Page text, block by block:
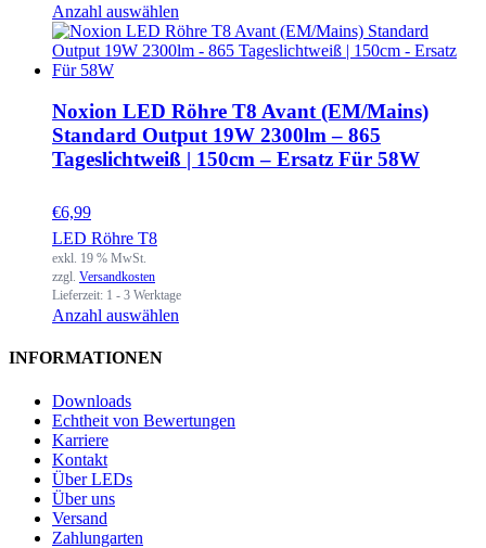
Anzahl auswählen
Noxion LED Röhre T8 Avant (EM/Mains)
Standard Output 19W 2300lm – 865
Tageslichtweiß | 150cm – Ersatz Für 58W
€6,99
LED Röhre T8
exkl. 19 % MwSt.
zzgl. Versandkosten
Lieferzeit: 1 - 3 Werktage
Anzahl auswählen
INFORMATIONEN
Downloads
Echtheit von Bewertungen
Karriere
Kontakt
Über LEDs
Über uns
Versand
Zahlungarten